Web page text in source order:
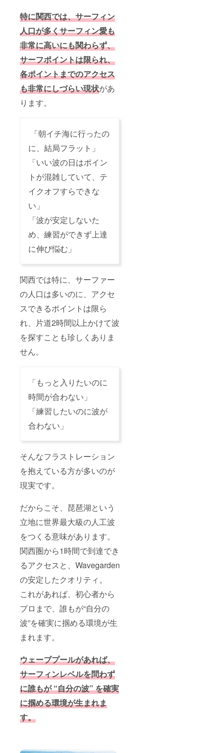
特に関西では、サーフィン
人口が多くサーフィン愛も
非常に高いにも関わらず、
サーフポイントは限られ、
各ポイントまでのアクセス
も非常にしづらい現状があ
ります。
「朝イチ海に行ったの
に、結局フラット」
「いい波の日はポイン
トが混雑していて、テ
イクオフすらできな
い」
「波が安定しないた
め、練習ができず上達
に伸び悩む」
関西では特に、サーファー
の人口は多いのに、アクセ
スできるポイントは限ら
れ、片道2時間以上かけて波
を探すことも珍しくありま
せん。
「もっと入りたいのに
時間が合わない」
「練習したいのに波が
合わない」
そんなフラストレーション
を抱えている方が多いのが
現実です。
だからこそ、琵琶湖という
立地に世界最大級の人工波
をつくる意味があります。
関西圏から1時間で到達でき
るアクセスと、Wavegarden
の安定したクオリティ。
これがあれば、初心者から
プロまで、誰もが“自分の
波”を確実に掴める環境が生
まれます。
ウェーブプールがあれば、
サーフィンレベルを問わず
に誰もが “自分の波” を確実
に掴める環境が生まれま
す。